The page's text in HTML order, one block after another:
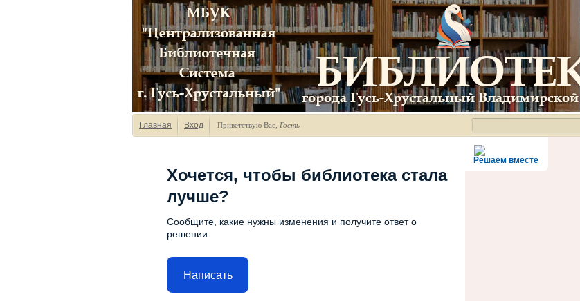
Главная Вход Приветствую Вас Гость
Решаем вместе
Хочется, чтобы библиотека стала
лучше?
Сообщите, какие нужны изменения и получите ответ о
решении
Написать